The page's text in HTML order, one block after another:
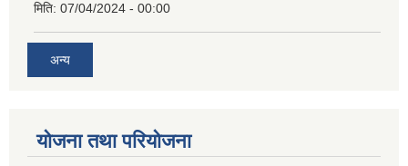
मिति: 07/04/2024 - 00:00
अन्य
योजना तथा परियोजना